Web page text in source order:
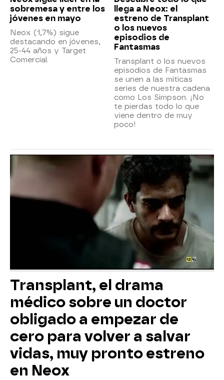
sobremesa y entre los
jóvenes en mayo
Neox (1,7%) sigue
destacando en jóvenes,
25-44 años y Target
Comercial.
llega a Neox: el
estreno de Transplant
o los nuevos
episodios de
Fantasmas
Transplant o los nuevos
episodios de Fantasmas
se unen a las míticas
series de nuestra cadena
como Los Simpson. ¡No
te pierdas todo lo que
viene dentro de muy
poco!
Transplant, el drama
médico sobre un doctor
obligado a empezar de
cero para volver a salvar
vidas, muy pronto estreno
en Neox